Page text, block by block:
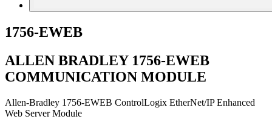
1756-EWEB
ALLEN BRADLEY 1756-EWEB
COMMUNICATION MODULE
Allen-Bradley 1756-EWEB ControlLogix EtherNet/IP Enhanced
Web Server Module